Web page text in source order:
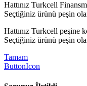
Hattınız Turkcell
Seçtiğiniz ürünü peşin
Hattınız Turkcell peşine
Seçtiğiniz ürünü peşin
Tamam
ButtonIcon